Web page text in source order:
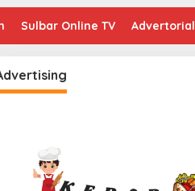
Sulbar Online TV Advertorial